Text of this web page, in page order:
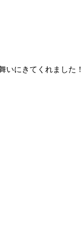
にきてくれました！